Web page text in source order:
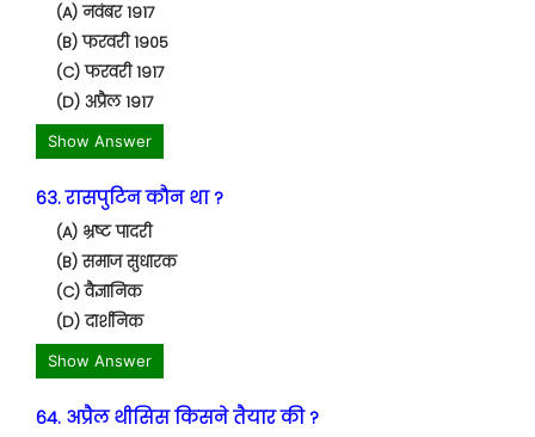
(A) नवंबर 1917
(B) फरवरी 1905
(C) फरवरी 1917
(D) अप्रैल 1917
Show Answer
63. रासपुटिन कौन था ?
(A) भ्रष्ट पादरी
(B) समाज सुधारक
(C) वैज्ञानिक
(D) दार्शनिक
Show Answer
64. अप्रैल थीसिस किसने तैयार की ?